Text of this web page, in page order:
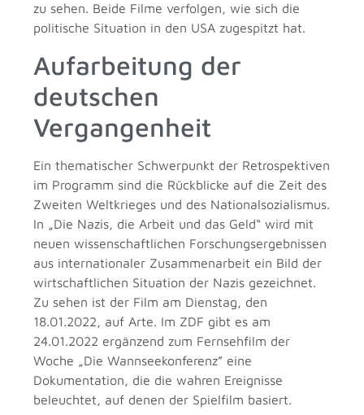
zu sehen. Beide Filme verfolgen, wie sich die
politische Situation in den USA zugespitzt hat.
Aufarbeitung der
deutschen
Vergangenheit
Ein thematischer Schwerpunkt der Retrospektiven
im Programm sind die Rückblicke auf die Zeit des
Zweiten Weltkrieges und des Nationalsozialismus.
In „Die Nazis, die Arbeit und das Geld“ wird mit
neuen wissenschaftlichen Forschungsergebnissen
aus internationaler Zusammenarbeit ein Bild der
wirtschaftlichen Situation der Nazis gezeichnet.
Zu sehen ist der Film am Dienstag, den
18.01.2022, auf Arte. Im ZDF gibt es am
24.01.2022 ergänzend zum Fernsehfilm der
Woche „Die Wannseekonferenz” eine
Dokumentation, die die wahren Ereignisse
beleuchtet, auf denen der Spielfilm basiert.